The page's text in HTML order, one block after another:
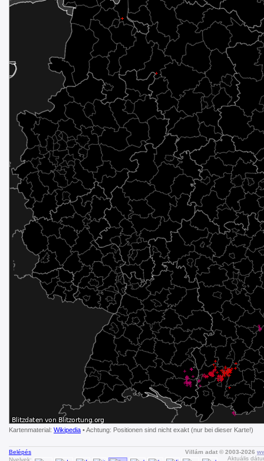
Kartenmaterial: Wikipedia • Achtung: Positionen sind nicht exakt (nur bei dieser Karte!)
Belépés
Nyelvek:
Villám adat © 2003-2026
Aktuális